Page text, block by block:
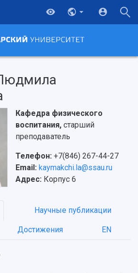
Кафедра физического
воспитания,старший
преподаватель
Телефон: +7(846) 267-44-27
Email: kaymakchi.la@ssau.ru
Адрес: Корпус 6
Научные публикации
Достижения EN